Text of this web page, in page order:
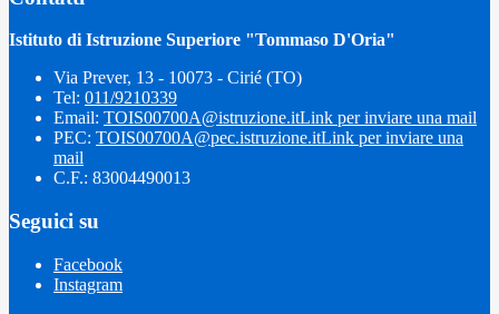
Istituto di Istruzione Superiore "Tommaso D'Oria"
Via Prever, 13 - 10073 - Cirié (TO)
Tel: 011/9210339
Email: TOIS00700A@istruzione.itLink per inviare una mail
PEC: TOIS00700A@pec.istruzione.itLink per inviare una
mail
C.F.: 83004490013
Seguici su
Facebook
Instagram